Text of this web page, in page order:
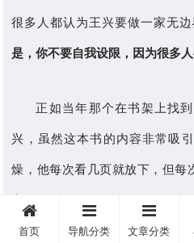
很多人都认为王兴要做一家无
是，你不要自我设限，因为很多
正如当年那个在书架上找
兴，虽然这本书的内容非常吸
燥，他每次看几页就放下，但
完。
首页 导航分类 文章分类